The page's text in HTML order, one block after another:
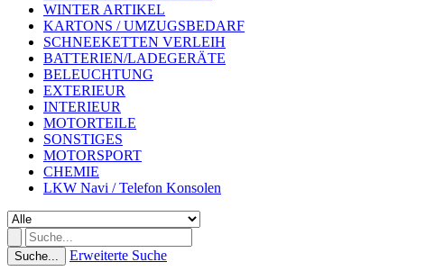
WINTER ARTIKEL
KARTONS / UMZUGSBEDARF
SCHNEEKETTEN VERLEIH
BATTERIEN/LADEGERÄTE
BELEUCHTUNG
EXTERIEUR
INTERIEUR
MOTORTEILE
SONSTIGES
MOTORSPORT
CHEMIE
LKW Navi / Telefon Konsolen
Suche... Erweiterte Suche